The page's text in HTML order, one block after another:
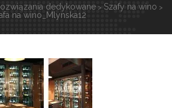
dedykowane> Szafy na wino >
na wino_Mlynska12